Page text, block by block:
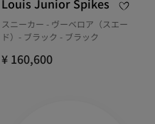
Louis Junior Spikes
スニーカー - ヴーベロア（スエー
ド）- ブラック - ブラック
¥ 160,600